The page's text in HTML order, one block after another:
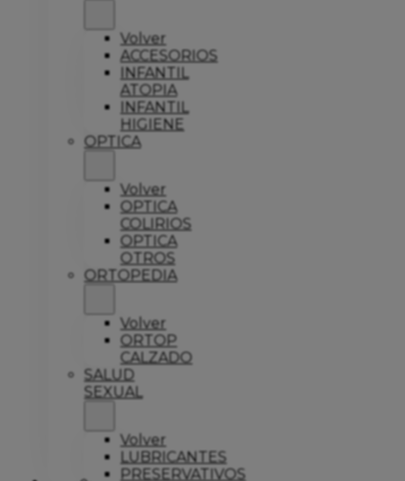
Volver
ACCESORIOS
INFANTIL
ATOPIA
INFANTIL
HIGIENE
OPTICA
Volver
OPTICA
COLIRIOS
OPTICA
OTROS
ORTOPEDIA
Volver
ORTOP
CALZADO
SALUD
SEXUAL
Volver
LUBRICANTES
PRESERVATIVOS